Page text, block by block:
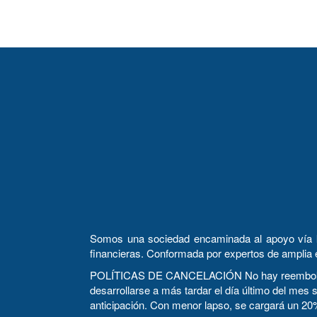
Somos una sociedad encaminada al apoyo
financieras. Conformada por expertos de
POLÍTICAS DE CANCELACIÓN No hay
desarrollarse a más tardar el día último del mes
anticipación. Con menor lapso, se cargará un